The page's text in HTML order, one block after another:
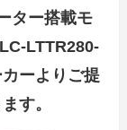
ター搭載モ
LTTR280-
ーよりご提
す。